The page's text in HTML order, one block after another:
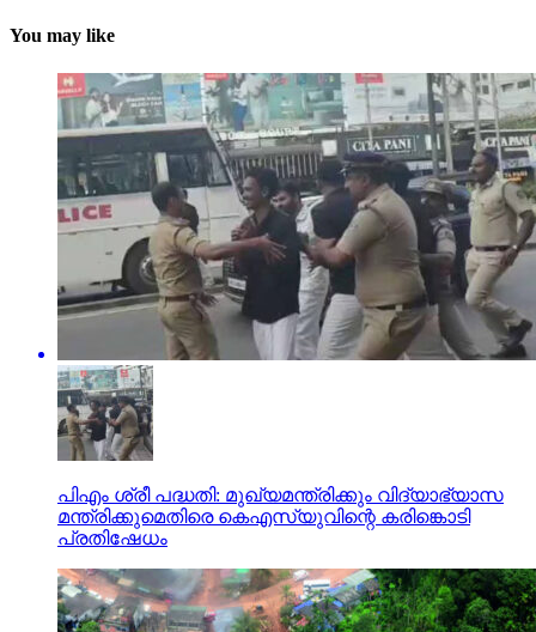
You may like
പിഎം ശ്രീ പദ്ധതി: മുഖ്യമന്ത്രിക്കും വിദ്യാഭ്യാസ
മന്ത്രിക്കുമെതിരെ കെഎസ്‌യുവിന്റെ കരിങ്കൊടി
പ്രതിഷേധം